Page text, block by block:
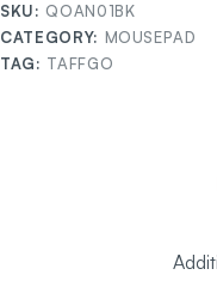
SKU: QOAN01BK
CATEGORY: MOUSEPAD
TAG: TAFFGO